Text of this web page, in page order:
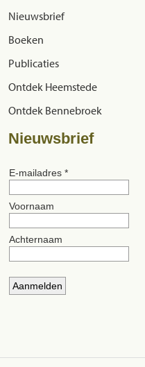
Nieuwsbrief
Boeken
Publicaties
Ontdek Heemstede
Ontdek Bennebroek
Nieuwsbrief